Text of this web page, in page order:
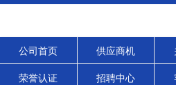
公司首页 供应商机
荣誉认证 招聘中心